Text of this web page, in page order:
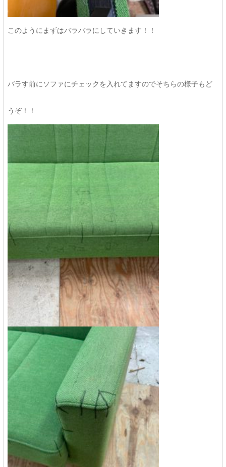
このようにまずはバラバラにしていきます！！
バラす前にソファにチェックを入れてますのでそちらの様子もど
うぞ！！